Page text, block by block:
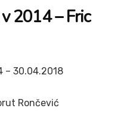
2014 – Fric
– 30.04.2018
Rončević